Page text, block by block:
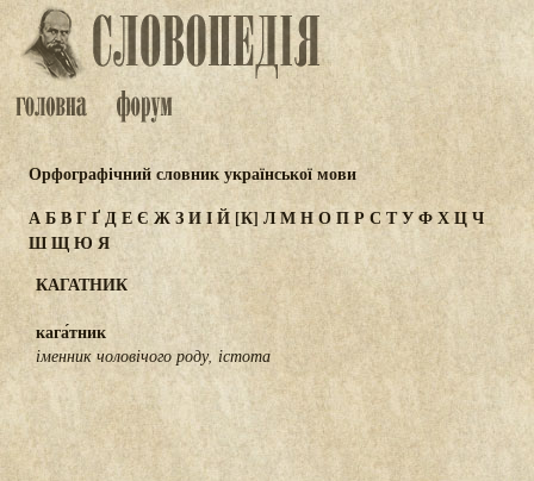
Орфографічний словник української мови
АБВГҐДЕЄ ЖЗИІЙ [К] ЛМНОПР СТУФХЦЧ
ШЩЮЯ
КАГАТНИК
кага́тник
іменник чоловічого роду, істота